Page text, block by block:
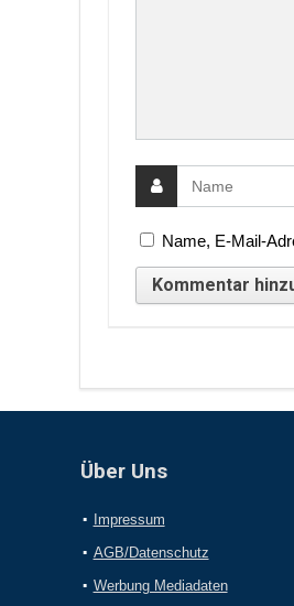
Name, E-Mail-
Über Uns
Impressum
AGB/Datenschutz
Werbung Mediadaten